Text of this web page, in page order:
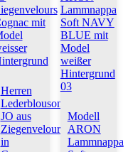
Herren
Lederblouson
JO aus
Ziegenvelours
in
Modell
ARON
Lammnappa